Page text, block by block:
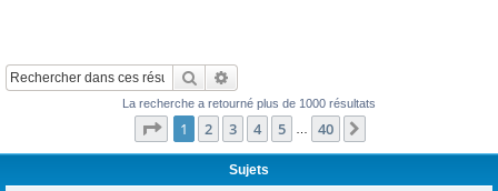
Rechercher
La recherche a retourné plus de 1000 résultats
Page 1sur40
1 2 3 4 5 40
Sujets